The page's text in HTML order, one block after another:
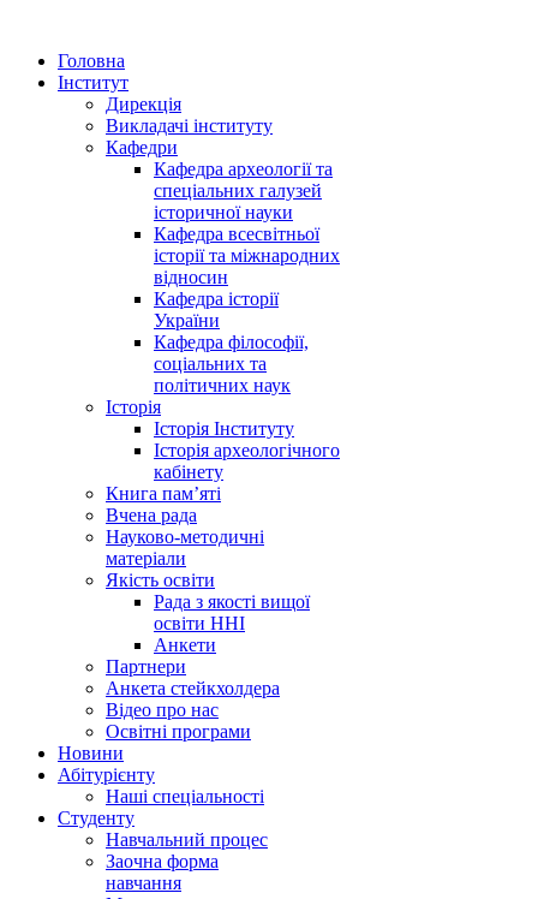
Головна
Інститут
Дирекція
Викладачі інституту
Кафедри
Кафедра археології та
спеціальних галузей
історичної науки
Кафедра всесвітньої
історії та міжнародних
відносин
Кафедра історії
України
Кафедра філософії,
соціальних та
політичних наук
Історія
Історія Інституту
Історія археологічного
кабінету
Книга памʼяті
Вчена рада
Науково-методичні
матеріали
Якість освіти
Рада з якості вищої
освіти ННІ
Анкети
Партнери
Анкета стейкхолдера
Відео про нас
Освітні програми
Hовини
Абітурієнту
Наші спеціальності
Студенту
Навчальний процес
Заочна форма
навчання